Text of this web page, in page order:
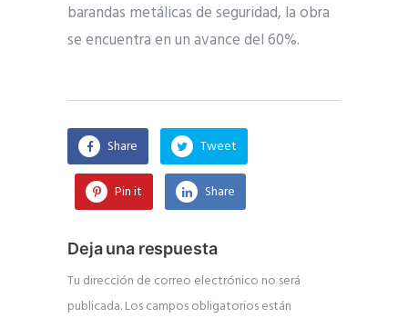
barandas metálicas de seguridad, la obra
se encuentra en un avance del 60%.
Share Tweet
Pin it Share
Deja una respuesta
Tu dirección de correo electrónico no será
publicada.Los campos obligatorios están